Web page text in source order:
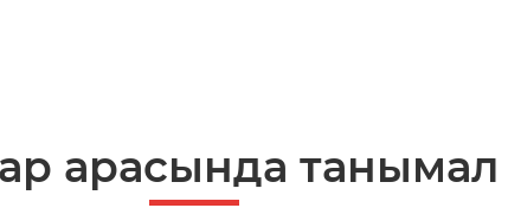
арасында танымал